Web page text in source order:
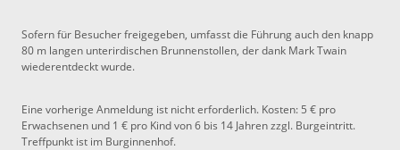
Sofern für Besucher freigegeben, umfasst die Führung auch den knapp
80 m langen unterirdischen Brunnenstollen, der dank Mark Twain
wiederentdeckt wurde.
Eine vorherige Anmeldung ist nicht erforderlich. Kosten: 5 € pro
Erwachsenen und 1 € pro Kind von 6 bis 14 Jahren zzgl. Burgeintritt.
Treffpunkt ist im Burginnenhof.